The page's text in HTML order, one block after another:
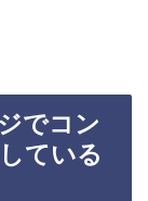
でコン
ている